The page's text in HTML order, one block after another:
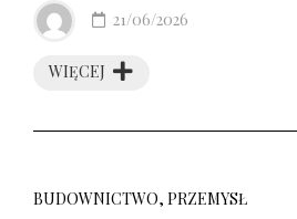
WIĘCEJ
21/06/2026
BUDOWNICTWO, PRZEMYSŁ